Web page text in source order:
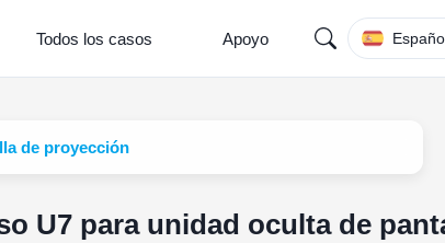
Todos los casos Apoyo
de proyección
U7 para unidad oculta de